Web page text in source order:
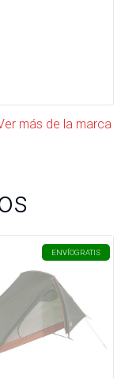
más de la marca
ENVÍOGRATIS